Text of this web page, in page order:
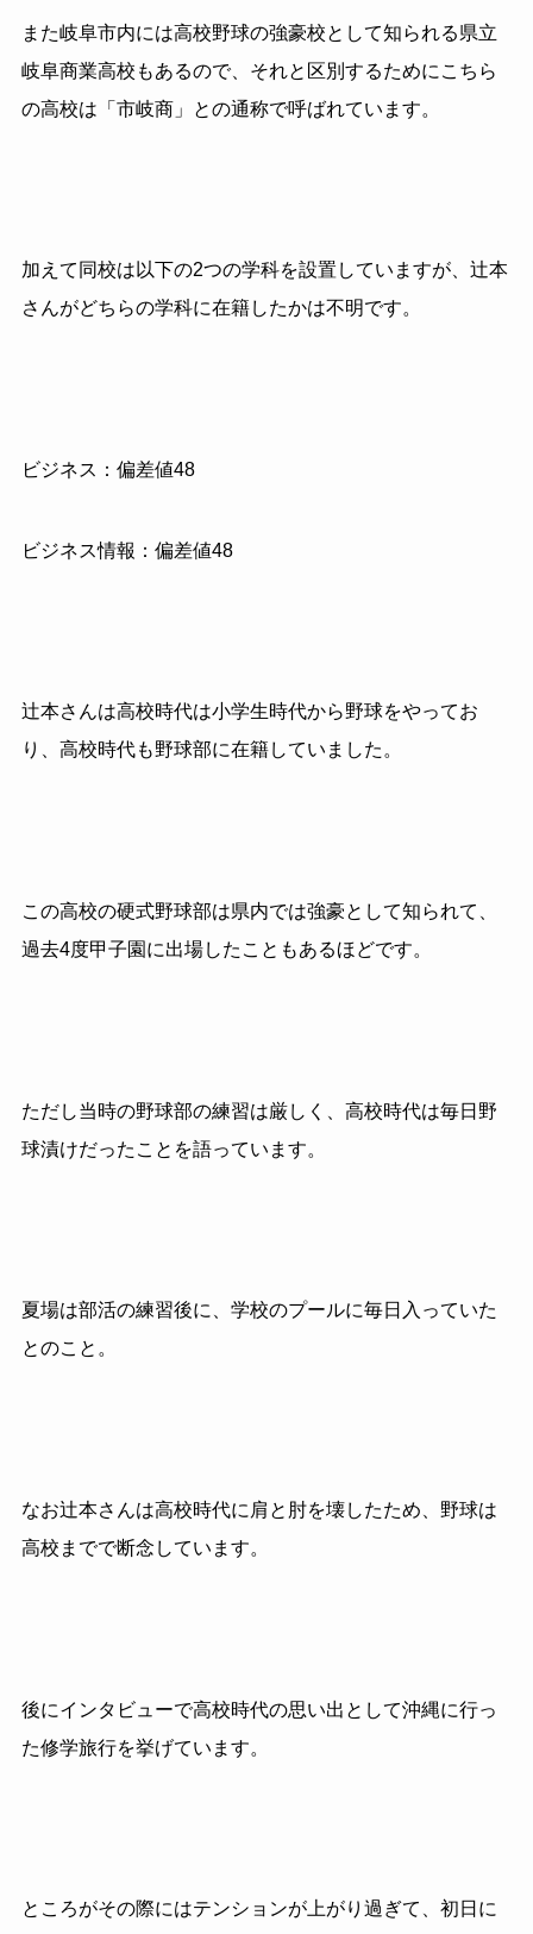
また岐阜市内には高校野球の強豪校として知られる県立
岐阜商業高校もあるので、それと区別するためにこちら
の高校は「市岐商」との通称で呼ばれています。
加えて同校は以下の2つの学科を設置していますが、辻本
さんがどちらの学科に在籍したかは不明です。
ビジネス：偏差値48
ビジネス情報：偏差値48
辻本さんは高校時代は小学生時代から野球をやってお
り、高校時代も野球部に在籍していました。
この高校の硬式野球部は県内では強豪として知られて、
過去4度甲子園に出場したこともあるほどです。
ただし当時の野球部の練習は厳しく、高校時代は毎日野
球漬けだったことを語っています。
夏場は部活の練習後に、学校のプールに毎日入っていた
とのこと。
なお辻本さんは高校時代に肩と肘を壊したため、野球は
高校までで断念しています。
後にインタビューで高校時代の思い出として沖縄に行っ
た修学旅行を挙げています。
ところがその際にはテンションが上がり過ぎて、初日に